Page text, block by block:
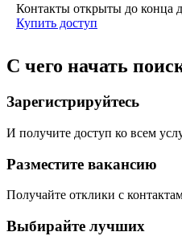
Контакты открыты до конца
Купить доступ
С чего начать
Зарегистрируйтесь
И получите доступ ко всем
Разместите вакансию
Получайте отклики с
Выбирайте лучших